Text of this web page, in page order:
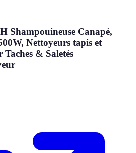
Shampouineuse Canapé,
Nettoyeurs tapis et
& Saletés